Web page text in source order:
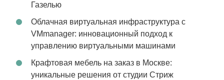
Газелью
Облачная виртуальная инфраструктура с
VMmanager: инновационный подход к
управлению виртуальными машинами
Крафтовая мебель на заказ в Москве:
уникальные решения от студии Стриж